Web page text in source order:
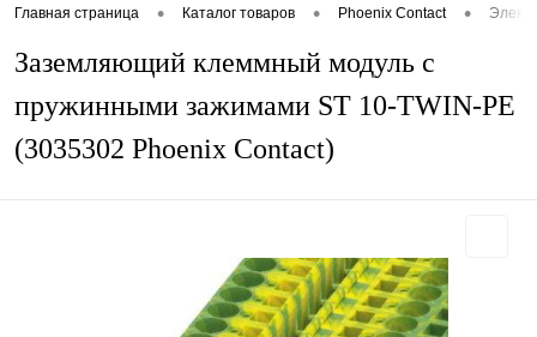
Главная страница • Каталог товаров • Phoenix Contact •
Заземляющий клеммный модуль с
пружинными зажимами ST 10-TWIN-PE
(3035302 Phoenix Contact)